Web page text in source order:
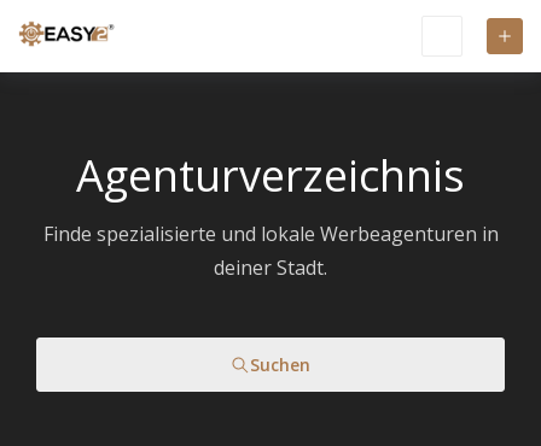
Agenturverzeichnis
Finde spezialisierte und lokale Werbeagenturen in
deiner Stadt.
Suchen